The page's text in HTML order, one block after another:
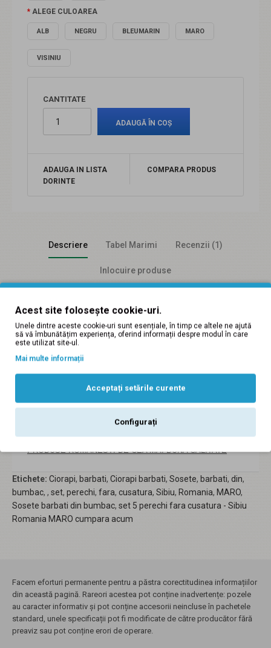
Acest site folosește cookie-uri.
Unele dintre aceste cookie-uri sunt esențiale, în timp ce altele ne ajută
să vă îmbunătățim experiența, oferind informații despre modul în care
este utilizat site-ul.
Mai multe informații
Acceptați setările curente
Configurați
ALEGE CULOAREA
ALB NEGRU BLEUMARIN MARO
VISINIU
CANTITATE
ADAUGA IN LISTA
DORINTE
COMPARA PRODUS
Descriere Tabel Marimi Recenzii (1)
Inlocuire produse
Sosete barbati din bumbac, set 5 perechi fara cusatura
- Sibiu Romania MARO
Descriere:
Ciorapi / Sosete barbatesti pentru costum, bumbac 100%;
Ciorapi clasici fara cusatura, lucrati din bumbac de cea mai
Set 5 perechi MARO
PRODUSE ROMANESTI DE CEA MAI BUNA CALITATE
Etichete: Ciorapi, barbati, Ciorapi barbati, Sosete, barbati, din,
bumbac, , set, perechi, fara, cusatura, Sibiu, Romania, MARO,
Sosete barbati din bumbac, set 5 perechi fara cusatura - Sibiu
Romania MARO cumpara acum
Facem eforturi permanente pentru a păstra corectitudinea informațiilor
din această pagină. Rareori acestea pot conține inadvertențe: pozele
au caracter informativ și pot conține accesorii neincluse în pachetele
standard, unele specificații pot fi modificate de către producător fără
preaviz sau pot conține erori de operare.